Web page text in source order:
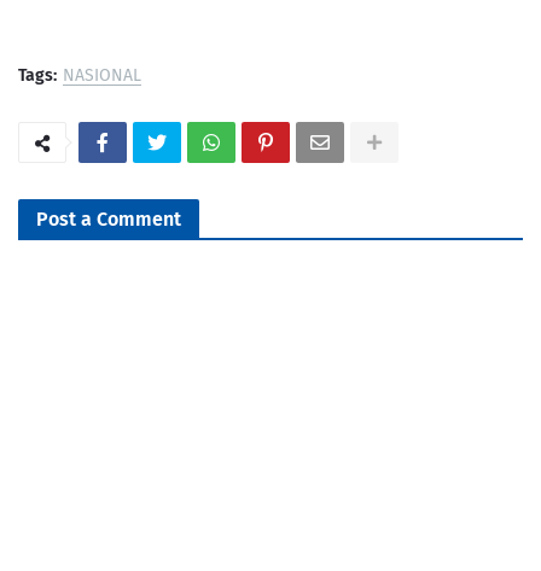
Tags: NASIONAL
Post a Comment